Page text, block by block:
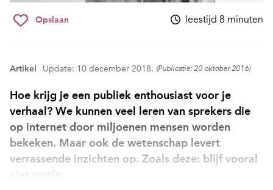
Opslaan leestijd 8 minuten
Artikel Update: 10 december 2018. (Publicatie: 20 oktober 2016)
Hoe krijg je een publiek enthousiast voor je
verhaal? We kunnen veel leren van sprekers die
op internet door miljoenen mensen worden
bekeken. Maar ook de wetenschap levert
verrassende inzichten op. Zoals deze: blijf vooral
níet rustig.